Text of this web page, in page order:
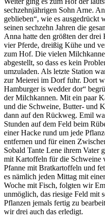
sechzehnjährigen Sohn Arne.
geblieben , wie es ausgedrückt
seinen sechzehn Jahren die
Anna hatte den größten der
vier Pferde, dreißig Kühe und
zum Hof. Die vielen
abgestellt, so dass es kein
umzuladen. Als letzte Station
zur Meierei im Dorf fuhr. Dort
Hamburger is wedder dor
der Milchkannen. Mit ein paar
und die Schweine, Butter- und
dann auf den Rückweg. Emil
Stunden auf dem Feld beim
einer Hacke rund um jede
entfernen und für einen
Sobald Tante Lene ihrem Vater
mit Kartoffeln für die Schweine
Pfanne mit Bratkartoffeln und
es nämlich jeden Mittag mit
Woche mit Fisch, folgten wir
unmöglich, das riesige Feld mit
Pflanzen jemals fertig zu
wir drei auch das erledigt.